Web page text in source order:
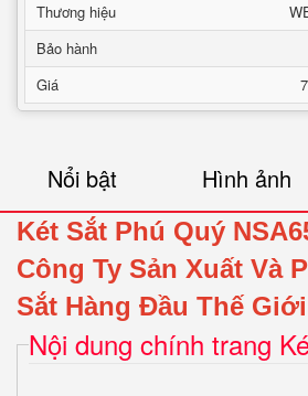
Thương hiệu
Bảo hành
Giá
Nổi bật Hình ảnh
Két Sắt Phú Quý
Công Ty Sản Xuất Và
Sắt Hàng Đầu Thế Giới
Nội dung chính trang